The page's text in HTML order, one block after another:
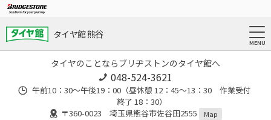
タイヤ館 熊谷
タイヤのことならブリヂストンのタイヤ館へ
048-524-3621
午前10：30～午後19：00（昼休憩 12：45～13：30 作業受付
終了 18：30）
〒360-0023 埼玉県熊谷市佐谷田2555
Map